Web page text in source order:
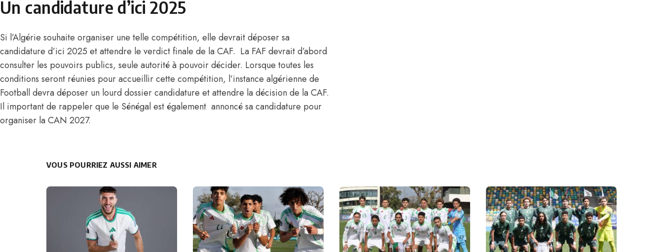
Un candidature d’ici 2025
Si l’Algérie souhaite organiser une telle compétition, elle devrait déposer sa
candidature d’ici 2025 et attendre le verdict finale de la CAF. La FAF devrait d’abord
consulter les pouvoirs publics, seule autorité à pouvoir décider. Lorsque toutes les
conditions seront réunies pour accueillir cette compétition, l’instance algérienne de
Football devra déposer un lourd dossier candidature et attendre la décision de la CAF.
Il important de rappeler que le Sénégal est également annoncé sa candidature pour
organiser la CAN 2027.
VOUS POURRIEZ AUSSI AIMER